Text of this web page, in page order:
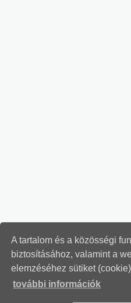
A tartalom és a közösségi
biztosításához, valamint a
elemzéséhez sütiket
további információk